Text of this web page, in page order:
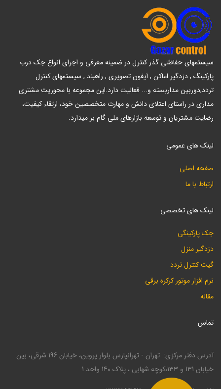
سیستمهای حفاظتی گذر کنترل در ضمینه معرفی و اجرای انواع جک درب
پارکینگ , دزدگیر اماکن , آیفون تصویری , راهبند , سیستمهای کنترل
تردد,دوربین مداربسته و... فعالیت دارد.این مجموعه با محوریت مشتری
مداری در راستای اعتلای دانش و مهارت متخصصین خود، ارتقاء کیفیت،
رضایت مشتریان و توسعه بازارهای ملی گام بر میدارد.
لینک های عمومی
صفحه اصلی
ارتباط با ما
لینک های تخصصی
جک پارکینگی
دزدگیر منزل
گیت کنترل تردد
نرم افزار موتور کرکره برقی
مقاله
تماس
آدرس دفتر مرکزی
تهران - تهرانپارس بلوار پروین، خیابان 196 شرقی، بین
خیابان 131 و 133،کوچه شهابی ، پلاک 140 واحد 1